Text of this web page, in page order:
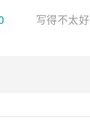
写得不太好